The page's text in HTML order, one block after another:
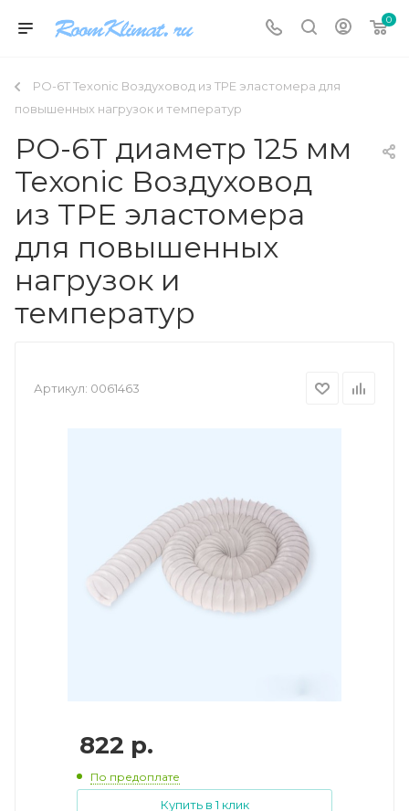
0
PO-6T Texonic Воздуховод из TPE эластомера для
повышенных нагрузок и температур
PO-6T диаметр 125 мм
Texonic Воздуховод
из TPE эластомера
для повышенных
нагрузок и
температур
Артикул: 0061463
822 р.
По предоплате
Купить в 1 клик